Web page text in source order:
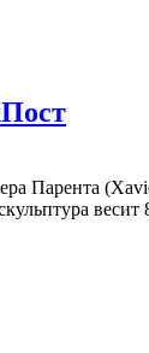
Парента
весит